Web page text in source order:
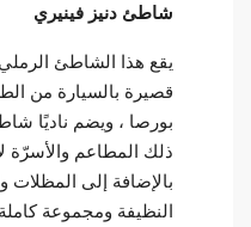
شاطئ دنيز فينيري
يقع هذا الشاطئ
بورصا ، ويضم ناديًا
ذلك المطاعم
بالإضافة إلى المظلات
النظيفة ومجموعة